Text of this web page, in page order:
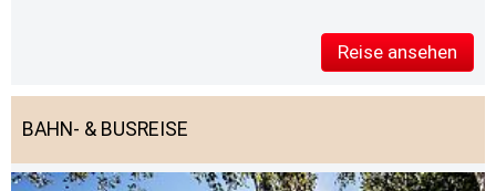
Reise ansehen
BAHN- & BUSREISE